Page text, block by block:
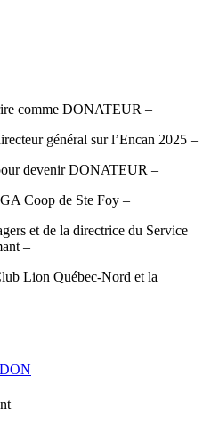
comme DONATEUR –
général sur l’Encan 2025 –
devenir DONATEUR –
Coop de Ste Foy –
et de la directrice du Service
–
Lion Québec-Nord et la